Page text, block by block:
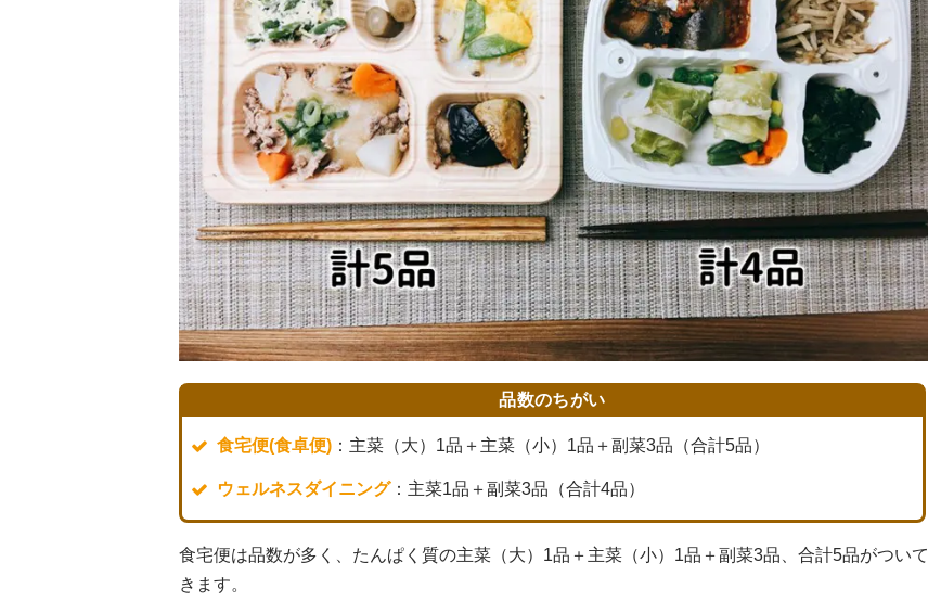
品数のちがい
食宅便(食卓便) ：主菜（大）1品＋主菜（小）1品＋副菜3品（合計5品）
ウェルネスダイニング：主菜1品＋副菜3品（合計4品）
食宅便は品数が多く、たんぱく質の主菜（大）1品＋主菜（小）1品＋副菜3品、合計5品がついて
きます。